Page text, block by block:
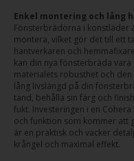
Enkel montering och lång
Fönsterbrädorna i konstläder
montera, vilket gör det till ett
hantverkaren och
kan din nya fönsterbräda
materialets robusthet och
lång livslängd på din
tand, behålla sin färg och
fukt. Investeringen i en
och funktion som kommer att
är en praktisk och vacker
krångel och maximal effekt.